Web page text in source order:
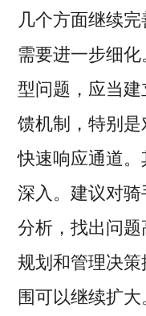
几个方面继续
需要进一步细
型问题，应当
馈机制，特别
快速响应通道
深入。建议对
分析，找出问
规划和管理决
围可以继续扩